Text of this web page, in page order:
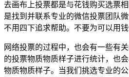
去画布上投票都是与花钱购买选票
是找到并联系专业的微信投票团队
不用四下追求帮助。不要为可以用钱
网络投票的过程中，也会有一些有
的投票物质物质样子进行统计，也
物质物质样子。当我们挑选专业的